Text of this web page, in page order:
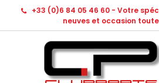
+33 (0)6 84 05 46 60 - Votre
neuves et occasion